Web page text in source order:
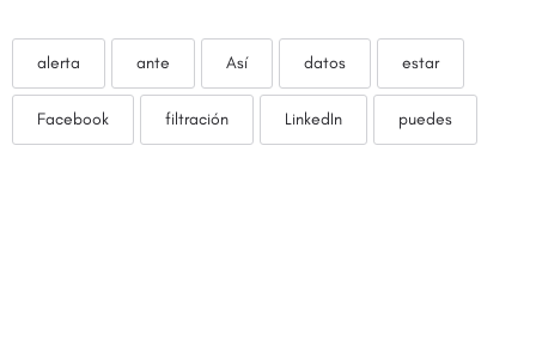
alerta ante Así datos estar
Facebook filtración LinkedIn puedes